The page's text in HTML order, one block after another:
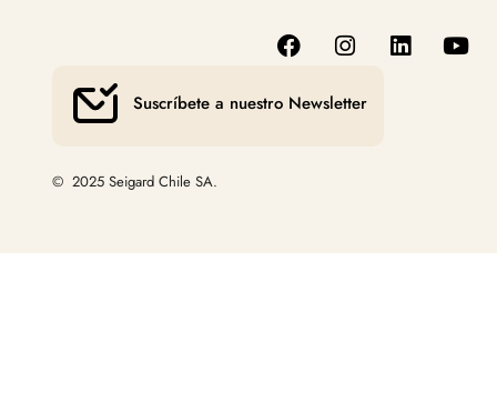
Suscríbete a nuestro Newsletter
© 2025 Seigard Chile SA.